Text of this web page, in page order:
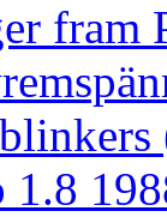
fram
1.8